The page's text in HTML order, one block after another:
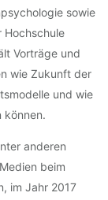
sowie
Hochschule
Vorträge und
wie Zukunft der
und wie
können.
anderen
beim
im Jahr 2017